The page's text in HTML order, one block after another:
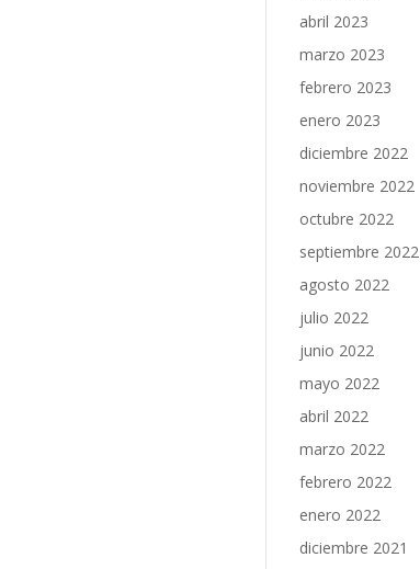
abril 2023
marzo 2023
febrero 2023
enero 2023
diciembre 2022
noviembre 2022
octubre 2022
septiembre 2022
agosto 2022
julio 2022
junio 2022
mayo 2022
abril 2022
marzo 2022
febrero 2022
enero 2022
diciembre 2021